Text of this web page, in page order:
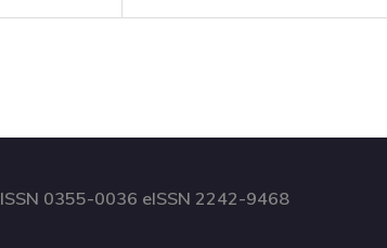
ISSN 0355-0036 eISSN 2242-9468